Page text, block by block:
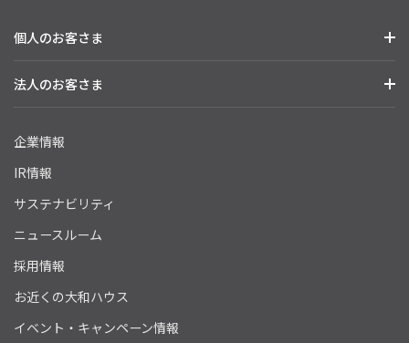
個人のお客さま
法人のお客さま
企業情報
IR情報
サステナビリティ
ニュースルーム
採用情報
お近くの大和ハウス
イベント・キャンペーン情報